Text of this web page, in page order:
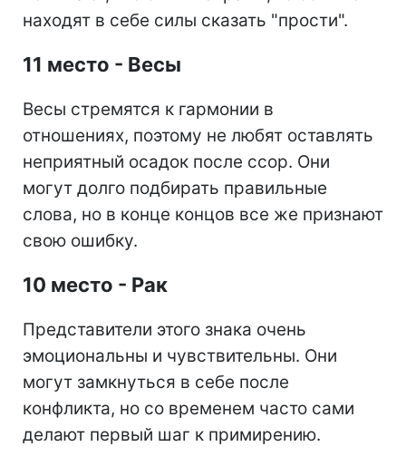
находят в себе силы сказать "прости".
11 место - Весы
Весы стремятся к гармонии в
отношениях, поэтому не любят оставлять
неприятный осадок после ссор. Они
могут долго подбирать правильные
слова, но в конце концов все же признают
свою ошибку.
10 место - Рак
Представители этого знака очень
эмоциональны и чувствительны. Они
могут замкнуться в себе после
конфликта, но со временем часто сами
делают первый шаг к примирению.